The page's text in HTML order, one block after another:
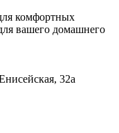
комфортных
вашего домашнего
32а